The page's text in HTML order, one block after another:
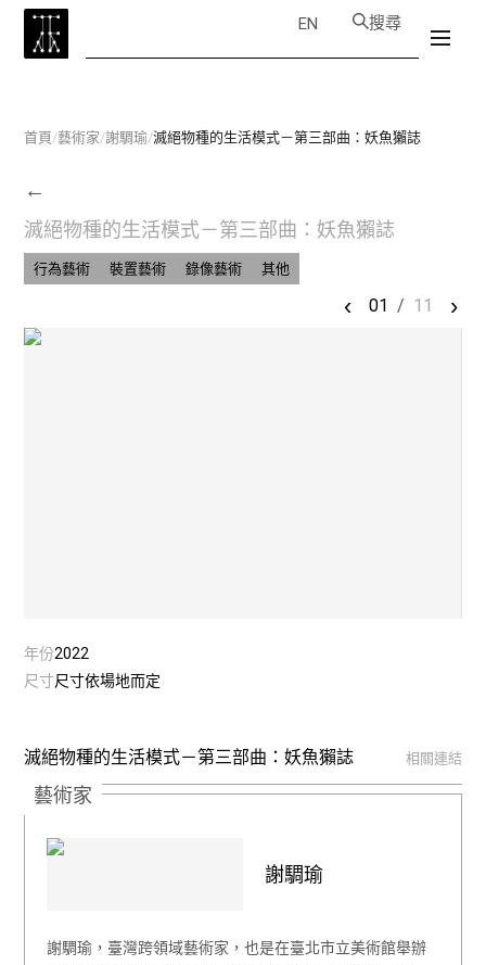
EN 搜尋
首頁/藝術家/謝騆瑜/滅絕物種的生活模式－第三部曲：妖魚獺誌
←
滅絕物種的生活模式－第三部曲：妖魚獺誌
行為藝術 裝置藝術 錄像藝術 其他
‹ 01 / 11 ›
年份2022
尺寸尺寸依場地而定
滅絕物種的生活模式－第三部曲：妖魚獺誌 相關連結
藝術家
謝騆瑜
謝騆瑜，臺灣跨領域藝術家，也是在臺北市立美術館舉辦